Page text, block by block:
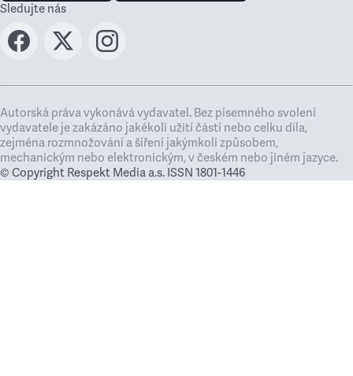
Sledujte nás
Autorská práva vykonává vydavatel. Bez písemného svolení
vydavatele je zakázáno jakékoli užití částí nebo celku díla,
zejména rozmnožování a šíření jakýmkoli způsobem,
mechanickým nebo elektronickým, v českém nebo jiném jazyce.
© Copyright Respekt Media a.s. ISSN 1801-1446